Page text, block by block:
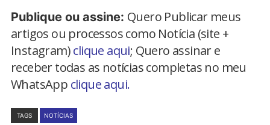
Publique ou assine: Quero Publicar meus
artigos ou processos como Notícia (site +
Instagram)clique aqui; Quero assinar e
receber todas as notícias completas no meu
WhatsApp clique aqui.
TAGS NOTÍCIAS